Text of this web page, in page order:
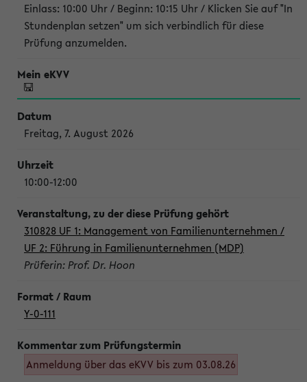
Einlass: 10:00 Uhr / Beginn: 10:15 Uhr / Klicken Sie auf "In
Stundenplan setzen" um sich verbindlich für diese
Prüfung anzumelden.
Freitag, 7. August 2026
10:00-12:00
310828 UF 1: Management von Familienunternehmen /
UF 2: Führung in Familienunternehmen (MDP)
Prüferin: Prof. Dr. Hoon
Y-0-111
Anmeldung über das eKVV bis zum 03.08.26